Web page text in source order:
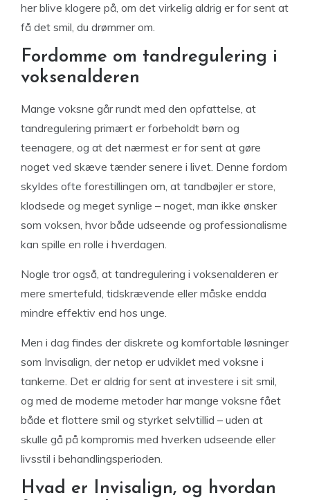
her blive klogere på, om det virkelig aldrig er for sent at
få det smil, du drømmer om.
Fordomme om tandregulering i
voksenalderen
Mange voksne går rundt med den opfattelse, at
tandregulering primært er forbeholdt børn og
teenagere, og at det nærmest er for sent at gøre
noget ved skæve tænder senere i livet. Denne fordom
skyldes ofte forestillingen om, at tandbøjler er store,
klodsede og meget synlige – noget, man ikke ønsker
som voksen, hvor både udseende og professionalisme
kan spille en rolle i hverdagen.
Nogle tror også, at tandregulering i voksenalderen er
mere smertefuld, tidskrævende eller måske endda
mindre effektiv end hos unge.
Men i dag findes der diskrete og komfortable løsninger
som Invisalign, der netop er udviklet med voksne i
tankerne. Det er aldrig for sent at investere i sit smil,
og med de moderne metoder har mange voksne fået
både et flottere smil og styrket selvtillid – uden at
skulle gå på kompromis med hverken udseende eller
livsstil i behandlingsperioden.
Hvad er Invisalign, og hvordan